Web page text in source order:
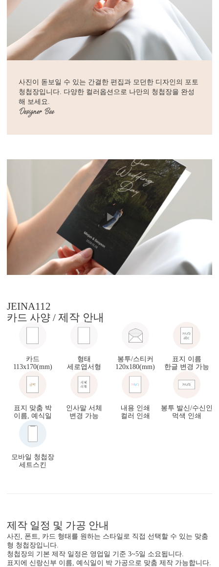
사진이 돋보일 수 있는 간결한 편집과 모던한 디자인의 포토
청첩장입니다. 다양한 컬러옵션으로 나만의 청첩장을 완성
해 보세요.
JEINA112
카드 사양 / 제작 안내
카드
113x170(mm)
형태
세로엽서형
봉투/스티커
120x180(mm)
표지 이름
한글 변경 가능
표지 맞춤 박
이름, 예식일
인사말 서체
변경 가능
내용 인쇄
컬러 인쇄
봉투 발신/수신인
먹색 인쇄
모바일 청첩장
세트스킨
제작 일정 및 가공 안내
사진, 폰트, 카드 형태를 원하는 스타일로 직접 선택할 수 있는 맞춤
형 청첩장입니다.
청첩장의 기본 제작 일정은 영업일 기준 3~5일 소요됩니다.
표지에 신랑신부 이름, 예식일이 박 가공으로 맞춤 제작 가능합니다.